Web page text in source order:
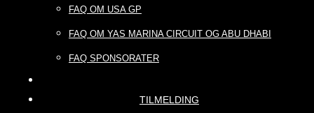
FAQ OM USA GP
FAQ OM YAS MARINA CIRCUIT OG ABU DHABI
FAQ SPONSORATER
TILMELDING